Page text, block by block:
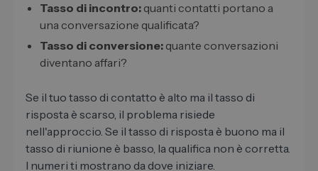
Tasso di incontro: quanti contatti portano a
una conversazione qualificata?
Tasso di conversione: quante conversazioni
diventano affari?
Se il tuo tasso di contatto è alto ma il tasso di
risposta è scarso, il problema risiede
nell'approccio. Se il tasso di risposta è buono ma il
tasso di riunione è basso, la qualifica non è corretta.
I numeri ti mostrano da dove iniziare.